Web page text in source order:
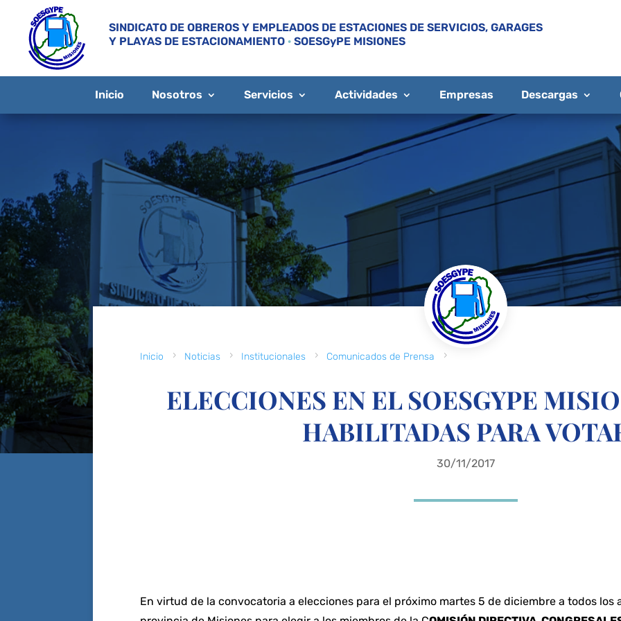
SINDICATO DE OBREROS Y EMPLEADOS DE ESTACIONES DE SERVICIOS, GARAGES
Y PLAYAS DE ESTACIONAMIENTO· SOESGyPE MISIONES
Inicio Nosotros Servicios Actividades Empresas Descargas
Inicio 5 Noticias 5 Institucionales 5 Comunicados de Prensa 5
ELECCIONES EN EL SOESGYPE
HABILITADAS PARA
30/11/2017
En virtud de la convocatoria a elecciones para el próximo martes 5 de diciembre a todos los